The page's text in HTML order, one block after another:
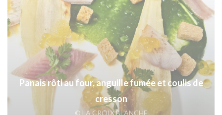
Panais rôti au four, anguille fumée et coulis de
cresson
© LA CROIX BLANCHE